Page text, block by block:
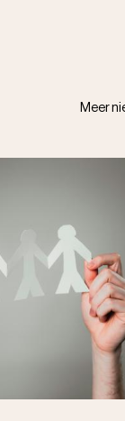
Meer